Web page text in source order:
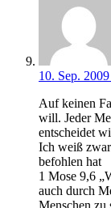
10. Sep.
Auf keinen
will. Jeder
entscheidet
Ich weiß
befohlen hat
1 Mose 9,6
auch durch
Menschen zu